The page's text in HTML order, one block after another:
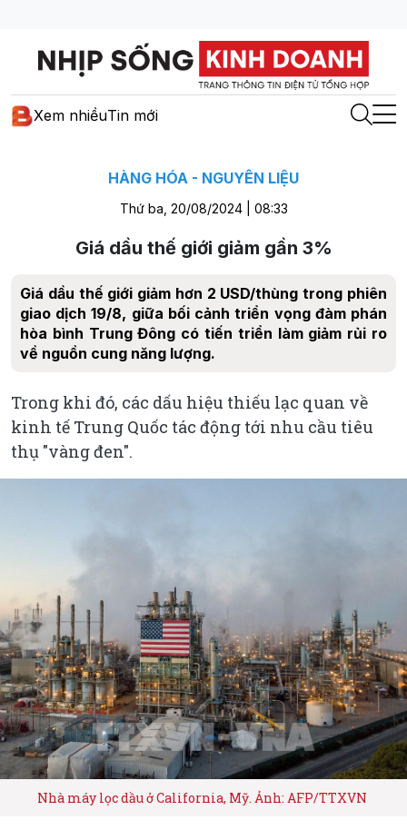
Xem nhiềuTin mới
HÀNG HÓA - NGUYÊN LIỆU
Thứ ba, 20/08/2024 | 08:33
Giá dầu thế giới giảm gần 3%
Giá dầu thế giới giảm hơn 2 USD/thùng trong phiên
giao dịch 19/8, giữa bối cảnh triển vọng đàm phán
hòa bình Trung Đông có tiến triển làm giảm rủi ro
về nguồn cung năng lượng.
Trong khi đó, các dấu hiệu thiếu lạc quan về
kinh tế Trung Quốc tác động tới nhu cầu tiêu
thụ "vàng đen".
Nhà máy lọc dầu ở California, Mỹ. Ảnh: AFP/TTXVN